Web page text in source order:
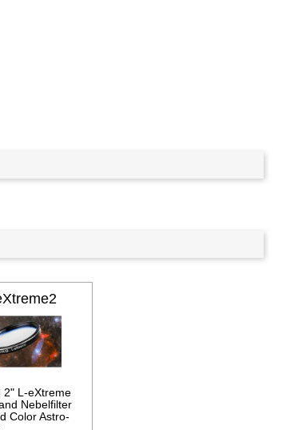
2" L-eXtreme
Nebelfilter
Color Astro-